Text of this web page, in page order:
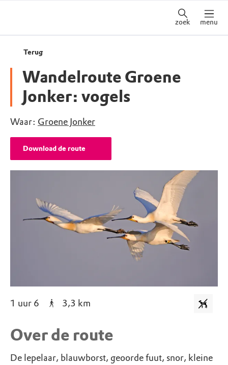
zoek menu
Terug
Wandelroute Groene
Jonker: vogels
Waar: Groene Jonker
Download de route
1 uur 6 3,3 km
Over de route
De lepelaar, blauwborst, geoorde fuut, snor, kleine